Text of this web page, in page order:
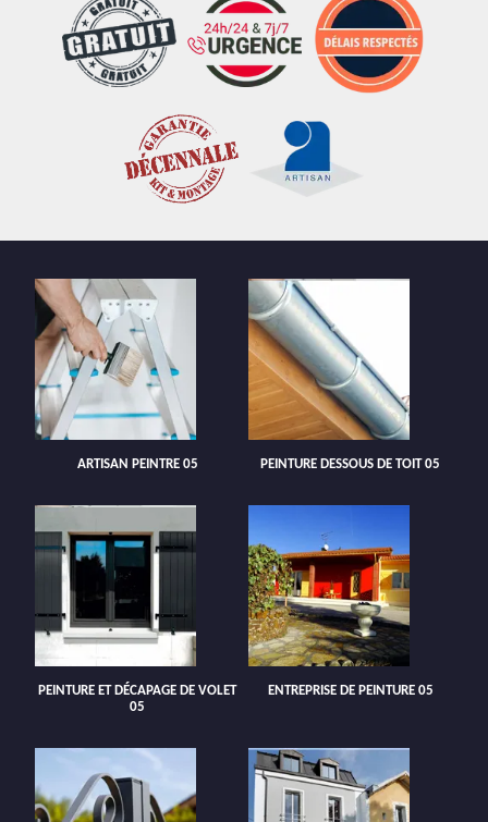
ARTISAN PEINTRE 05 PEINTURE DESSOUS DE TOIT 05
PEINTURE ET DÉCAPAGE DE VOLET
05
ENTREPRISE DE PEINTURE 05